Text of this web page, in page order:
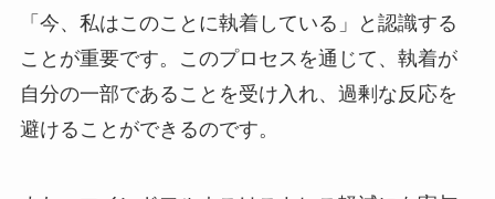
「今、私はこのことに執着している」と認識する
ことが重要です。このプロセスを通じて、執着が
自分の一部であることを受け入れ、過剰な反応を
避けることができるのです。